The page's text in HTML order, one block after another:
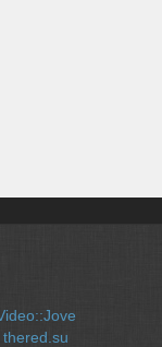
thered.su